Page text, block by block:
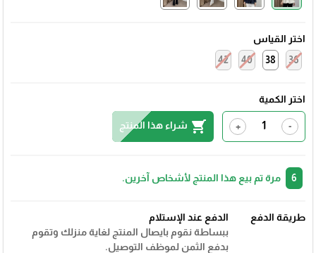
اختر القياس
36
38
40
42
اختر الكمية
-
+
shopping_cart شراء هذا المنتج
مرة تم بيع هذا المنتج لأشخاص آخرين.
طريقة الدفع
الدفع عند الإستلام
ببساطة نقوم بايصال المنتج لغاية منزلك وتقوم
بدفع الثمن لموظف التوصيل.